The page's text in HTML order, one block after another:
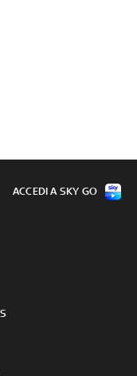
ACCEDI A SKY GO